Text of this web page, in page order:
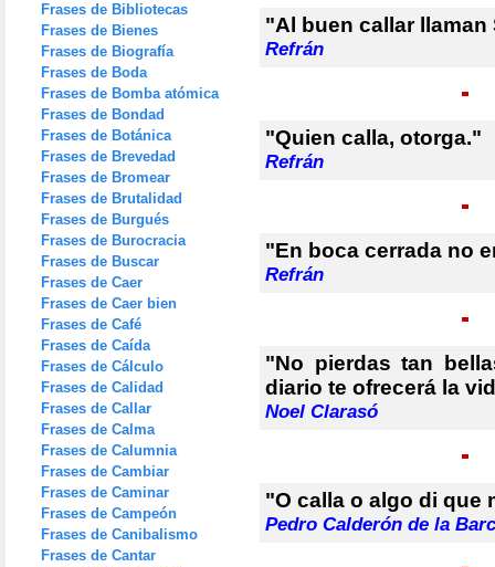
Frases de Bibliotecas
Frases de Bienes
Frases de Biografía
Frases de Boda
Frases de Bomba atómica
Frases de Bondad
Frases de Botánica
Frases de Brevedad
Frases de Bromear
Frases de Brutalidad
Frases de Burgués
Frases de Burocracia
Frases de Buscar
Frases de Caer
Frases de Caer bien
Frases de Café
Frases de Caída
Frases de Cálculo
Frases de Calidad
Frases de Callar
Frases de Calma
Frases de Calumnia
Frases de Cambiar
Frases de Caminar
Frases de Campeón
Frases de Canibalismo
Frases de Cantar
"Al buen callar llaman
Refrán
"Quien calla, otorga."
Refrán
"En boca cerrada no
Refrán
"No pierdas tan
diario te ofrecerá la
Noel Clarasó
"O calla o algo di que
Pedro Calderón de la